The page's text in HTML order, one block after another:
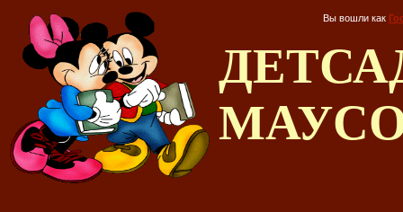
Вы вошли как